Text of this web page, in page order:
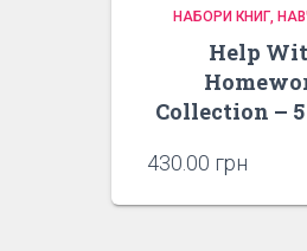
НАБОРИ КНИГ
Help
Collection –
430.00 грн